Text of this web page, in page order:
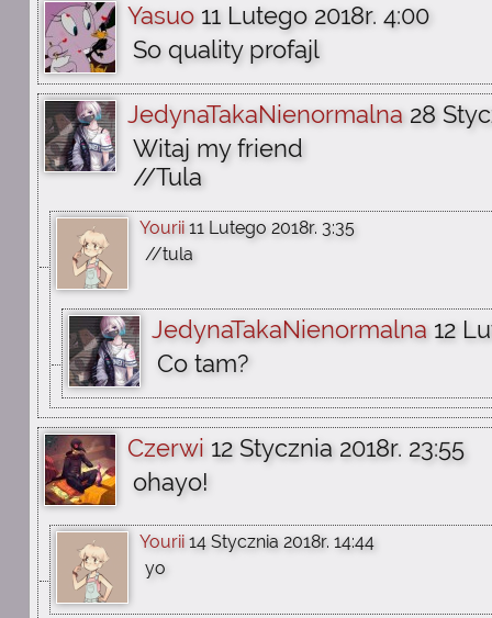
Yasuo 11 Lutego 2018r. 4:00
So quality profajl
JedynaTakaNienormalna 28
Witaj my friend
//Tula
Yourii 11 Lutego 2018r. 3:35
//tula
JedynaTakaNienormalna 12
Co tam?
Czerwi 12 Stycznia 2018r. 23:55
ohayo!
Yourii 14 Stycznia 2018r. 14:44
yo